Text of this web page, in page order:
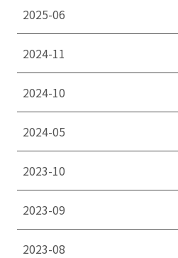
2025-06
2024-11
2024-10
2024-05
2023-10
2023-09
2023-08